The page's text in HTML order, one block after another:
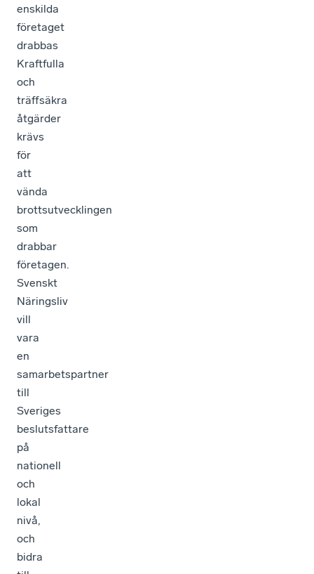
enskilda
företaget
drabbas
Kraftfulla
och
träffsäkra
åtgärder
krävs
för
att
vända
brottsutvecklingen
som
drabbar
företagen.
Svenskt
Näringsliv
vill
vara
en
samarbetspartner
till
Sveriges
beslutsfattare
på
nationell
och
lokal
nivå,
och
bidra